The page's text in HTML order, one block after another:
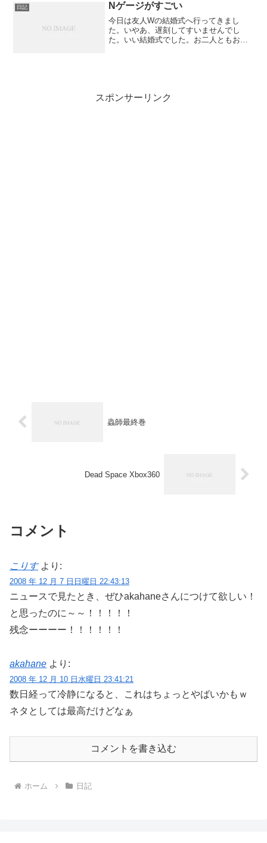
日記 Nゲージがすごい
今日は友人Wの結婚式へ行ってきまし
た。いやあ、遅刻してすいませんでし
た。いい結婚式でした。お二人ともお幸
スポンサーリンク
蟲師最終巻
Dead Space Xbox360
コメント
こりす より:
2008 年 12 月 7 日日曜日 22:43:13
ニュースで見たとき、ぜひakahaneさんにつけて欲しい！
と思ったのに～～！！！！！
残念ーーーー！！！！！！
akahane より:
2008 年 12 月 10 日水曜日 23:41:21
数日経って冷静になると、これはちょっとやばいかもｗ
ネタとしては最高だけどなぁ
コメントを書き込む
ホーム 日記